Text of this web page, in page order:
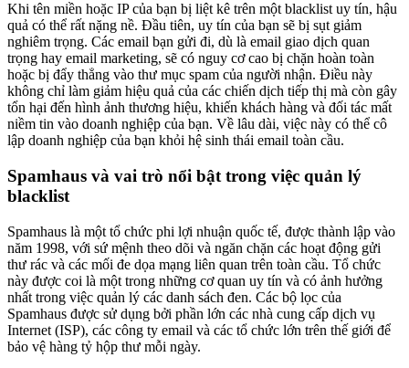
Khi tên miền hoặc IP của bạn bị liệt kê trên một blacklist uy tín, hậu
quả có thể rất nặng nề. Đầu tiên, uy tín của bạn sẽ bị sụt giảm
nghiêm trọng. Các email bạn gửi đi, dù là email giao dịch quan
trọng hay email marketing, sẽ có nguy cơ cao bị chặn hoàn toàn
hoặc bị đẩy thẳng vào thư mục spam của người nhận. Điều này
không chỉ làm giảm hiệu quả của các chiến dịch tiếp thị mà còn gây
tổn hại đến hình ảnh thương hiệu, khiến khách hàng và đối tác mất
niềm tin vào doanh nghiệp của bạn. Về lâu dài, việc này có thể cô
lập doanh nghiệp của bạn khỏi hệ sinh thái email toàn cầu.
Spamhaus và vai trò nổi bật trong việc quản lý
blacklist
Spamhaus là một tổ chức phi lợi nhuận quốc tế, được thành lập vào
năm 1998, với sứ mệnh theo dõi và ngăn chặn các hoạt động gửi
thư rác và các mối đe dọa mạng liên quan trên toàn cầu. Tổ chức
này được coi là một trong những cơ quan uy tín và có ảnh hưởng
nhất trong việc quản lý các danh sách đen. Các bộ lọc của
Spamhaus được sử dụng bởi phần lớn các nhà cung cấp dịch vụ
Internet (ISP), các công ty email và các tổ chức lớn trên thế giới để
bảo vệ hàng tỷ hộp thư mỗi ngày.